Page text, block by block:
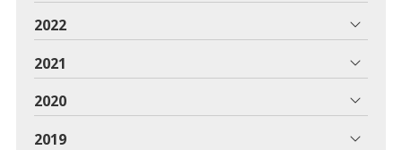
2022
2021
2020
2019